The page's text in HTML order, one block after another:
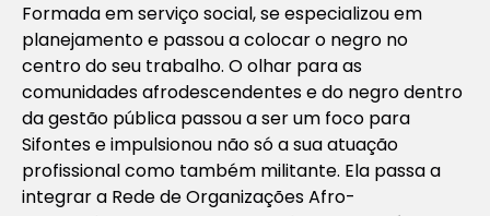
Formada em serviço social, se especializou em
planejamento e passou a colocar o negro no
centro do seu trabalho. O olhar para as
comunidades afrodescendentes e do negro dentro
da gestão pública passou a ser um foco para
Sifontes e impulsionou não só a sua atuação
profissional como também militante. Ela passa a
integrar a Rede de Organizações Afro-